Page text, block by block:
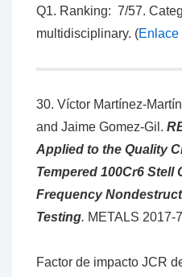
Q1. Ranking: 7/57.
multidisciplinary. (Enlace
30. Víctor Martínez-
and Jaime Gomez-Gil.
Applied to the Quality
Tempered 100Cr6 Stell
Frequency
Testing. METALS 2017-
Factor de impacto JCR